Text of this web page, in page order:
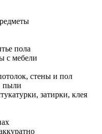
пола
с мебели
стены и пол
пыли
затирки, клея